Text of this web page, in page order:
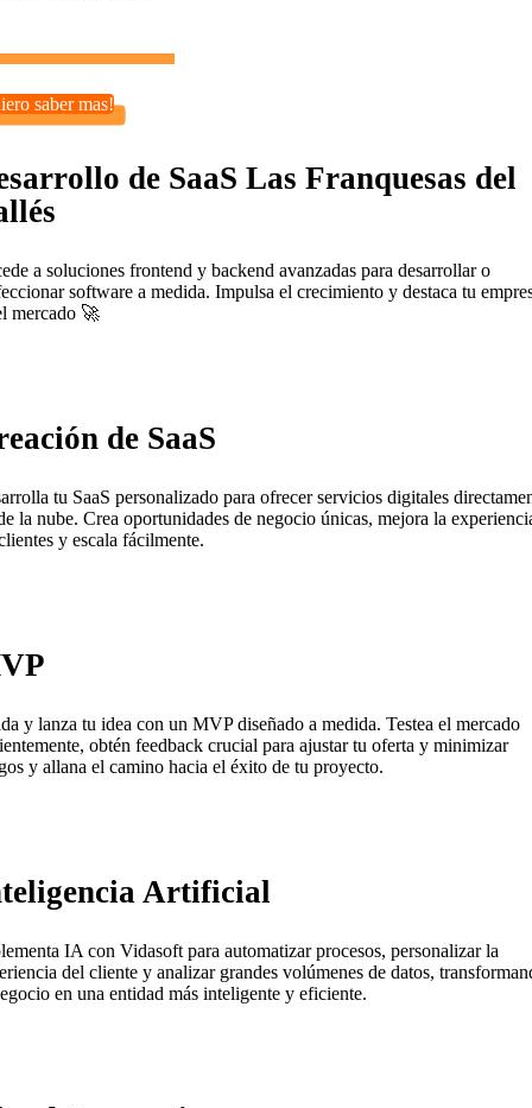
saber mas!
de SaaS Las Franquesas del
a soluciones frontend y backend avanzadas para desarrollar o
software a medida. Impulsa el crecimiento y destaca tu
mercado 🚀
de SaaS
tu SaaS personalizado para ofrecer servicios digitales
la nube. Crea oportunidades de negocio únicas, mejora la
y escala fácilmente.
y lanza tu idea con un MVP diseñado a medida. Testea el mercado
obtén feedback crucial para ajustar tu oferta y minimizar
y allana el camino hacia el éxito de tu proyecto.
Artificial
IA con Vidasoft para automatizar procesos, personalizar la
del cliente y analizar grandes volúmenes de datos,
en una entidad más inteligente y eficiente.